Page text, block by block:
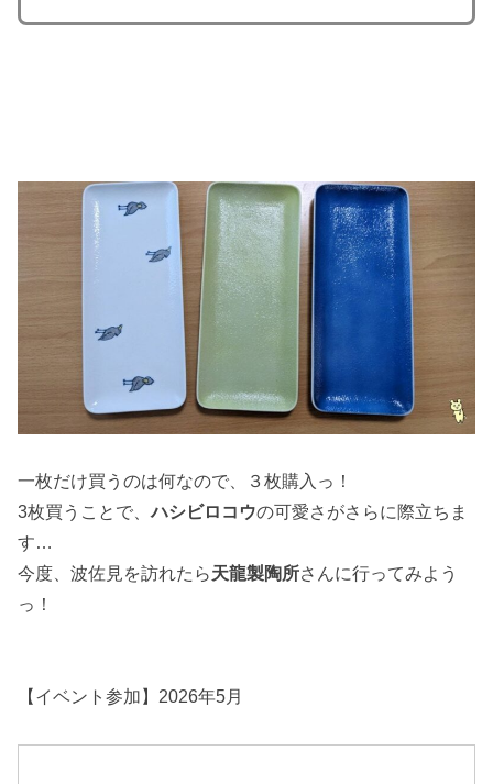
一枚だけ買うのは何なので、３枚購入っ！
3枚買うことで、ハシビロコウの可愛さがさらに際立ちま
す…
今度、波佐見を訪れたら天龍製陶所さんに行ってみよう
っ！
【イベント参加】2026年5月